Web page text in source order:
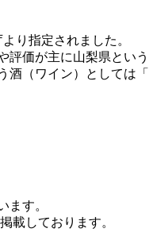
り指定されました。
価が主に山梨県とい
（ワイン）としては
ます。
載しております。